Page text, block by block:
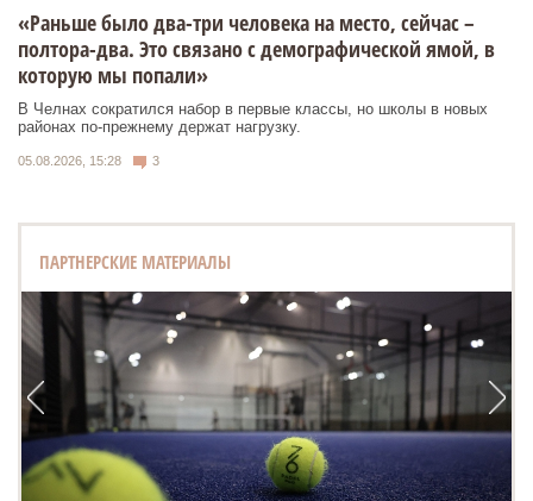
«Раньше было два-три человека на место, сейчас –
полтора-два. Это связано с демографической ямой, в
которую мы попали»
В Челнах сократился набор в первые классы, но школы в новых
районах по-прежнему держат нагрузку.
05.08.2026, 15:28 3
ПАРТНЕРСКИЕ МАТЕРИАЛЫ